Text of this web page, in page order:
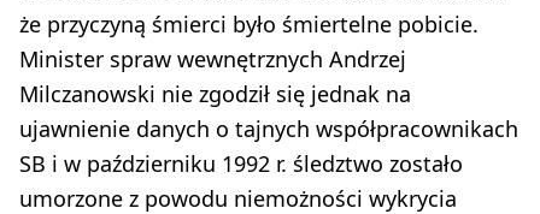
że przyczyną śmierci było śmiertelne pobicie.
Minister spraw wewnętrznych Andrzej
Milczanowski nie zgodził się jednak na
ujawnienie danych o tajnych współpracownikach
SB i w październiku 1992 r. śledztwo zostało
umorzone z powodu niemożności wykrycia